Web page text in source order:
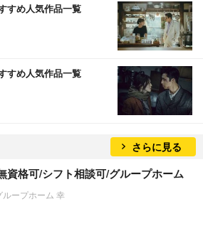
すめ人気作品一覧
すめ人気作品一覧
さらに見る
資格可/シフト相談可/グループホーム
ープホーム 幸